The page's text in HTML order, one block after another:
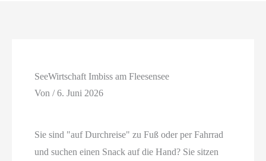
SeeWirtschaft Imbiss am Fleesensee
Von/6. Juni 2026
Sie sind "auf Durchreise" zu Fuß oder per Fahrrad
und suchen einen Snack auf die Hand? Sie sitzen